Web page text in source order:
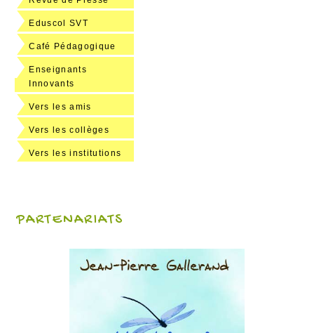
Eduscol SVT
Café Pédagogique
Enseignants
Innovants
Vers les amis
Vers les collèges
Vers les institutions
PARTENARIATS